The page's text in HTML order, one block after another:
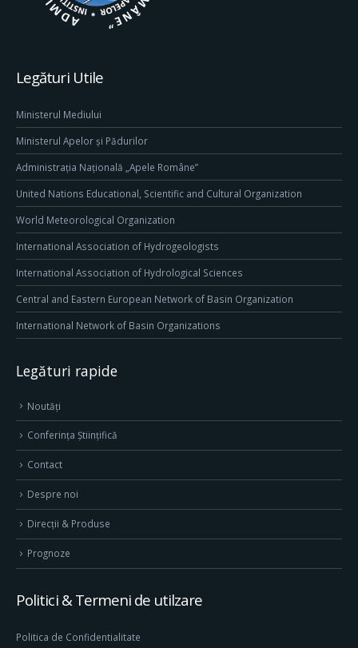
Legături Utile
Ministerul Mediului
Ministerul Apelor și Pădurilor
Administrația Națională „Apele Române”
United Nations Educational, Scientific and Cultural Organization
World Meteorological Organization
International Association of Hydrogeologists
International Association of Hydrological Sciences
Central and Eastern European Network of Basin Organization
International Network of Basin Organizations
Legături rapide
Noutăți
Conferința Științifică
Contact
Despre noi
Direcţii & Produse
Prognoze
Politici & Termeni de utilzare
Politica de Confidentialitate